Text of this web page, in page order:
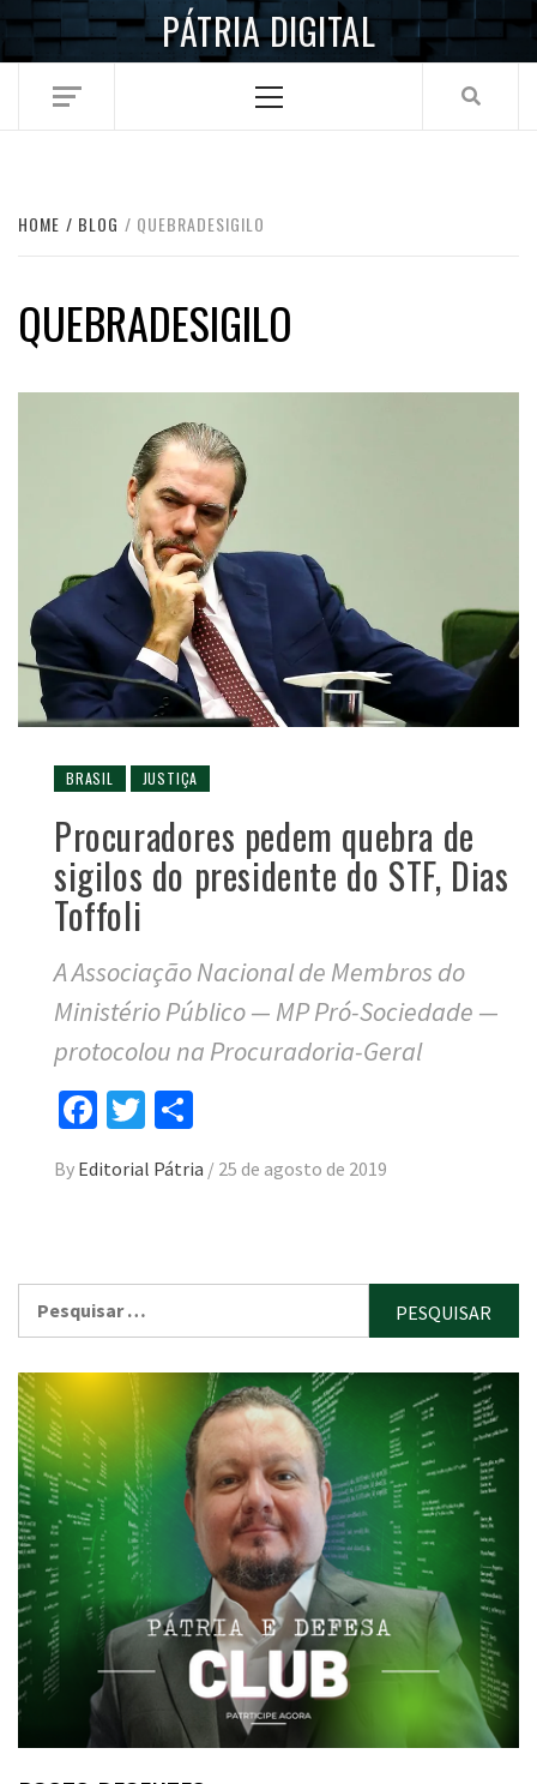
Skip
PÁTRIA DIGITAL
Menu
HOME BLOG QUEBRADESIGILO
QUEBRADESIGILO
BRASIL JUSTIÇA
Procuradores pedem quebra de
sigilos do presidente do STF, Dias
Toffoli
A Associação Nacional de Membros do
Ministério Público — MP Pró-Sociedade —
protocolou na Procuradoria-Geral
Facebook
Twitter
By Editorial Pátria / 25 de agosto de 2019
por: